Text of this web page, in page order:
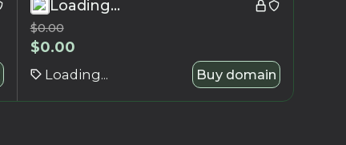
Loading...
$0.00
$0.00
Loading... Buy domain